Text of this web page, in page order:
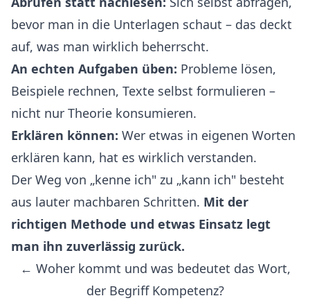
bevor man in die Unterlagen schaut – das deckt
auf, was man wirklich beherrscht.
An echten Aufgaben üben: Probleme lösen,
Beispiele rechnen, Texte selbst formulieren –
nicht nur Theorie konsumieren.
Erklären können: Wer etwas in eigenen Worten
erklären kann, hat es wirklich verstanden.
Der Weg von „kenne ich" zu „kann ich" besteht
aus lauter machbaren Schritten. Mit der
richtigen Methode und etwas Einsatz legt
man ihn zuverlässig zurück.
← Woher kommt und was bedeutet das Wort,
der Begriff Kompetenz?